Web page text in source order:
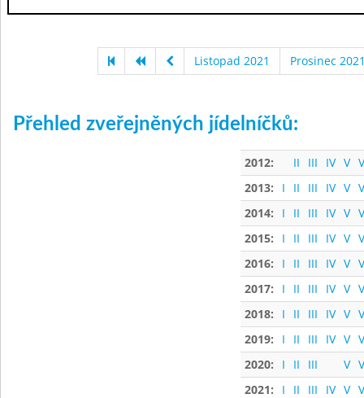
Listopad 2021 Prosinec
Přehled zveřejněných jídelníčků:
2012: II III IV V
2013:
I II III IV V
2014:
I II III IV V
2015:
I II III IV V
2016:
I II III IV V
2017:
I II III IV V
2018:
I II III IV V
2019:
I II III IV V
2020:
I II III V
2021:
I II III IV V